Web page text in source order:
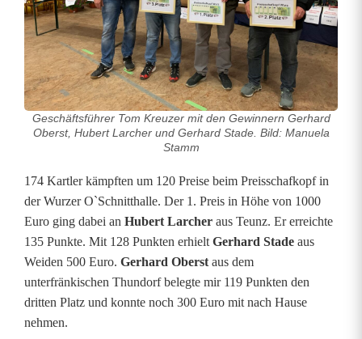
g
e
r
u
n
d
e
r
B
e
Geschäftsführer Tom Kreuzer mit den Gewinnern Gerhard
Oberst, Hubert Larcher und Gerhard Stade. Bild: Manuela
Stamm
174 Kartler kämpften um 120 Preise beim Preisschafkopf in
der Wurzer O`Schnitthalle. Der 1. Preis in Höhe von 1000
Euro ging dabei an Hubert Larcher aus Teunz. Er erreichte
135 Punkte. Mit 128 Punkten erhielt Gerhard Stade aus
Weiden 500 Euro. Gerhard Oberst aus dem
unterfränkischen Thundorf belegte mir 119 Punkten den
dritten Platz und konnte noch 300 Euro mit nach Hause
nehmen.